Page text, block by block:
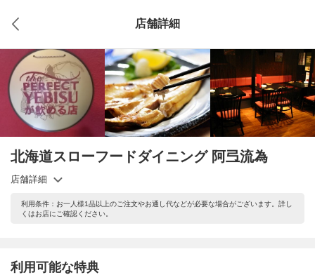
店舗詳細
北海道スローフードダイニング 阿弖流為
店舗詳細
利用条件：お一人様1品以上のご注文やお通し代などが必要な場合がございます。詳し
くはお店にご確認ください。
利用可能な特典